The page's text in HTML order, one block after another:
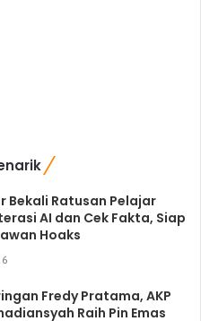
Bekali Ratusan Pelajar
AI dan Cek Fakta, Siap
Hoaks
Fredy Pratama, AKP
Raih Pin Emas